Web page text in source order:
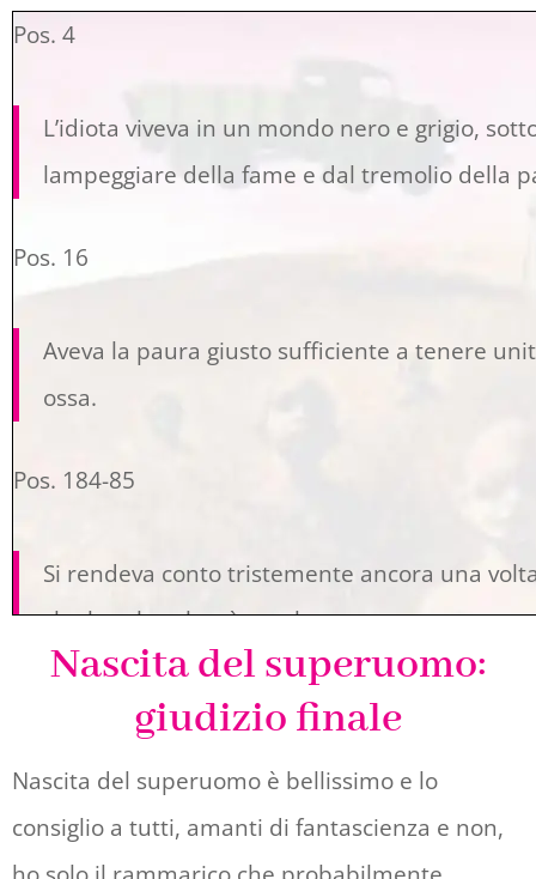
Pos. 4
L’idiota viveva in un mondo nero e grigio,
lampeggiare della fame e dal tremolio della
Pos. 16
Aveva la paura giusto sufficiente a tenere
ossa.
Pos. 184-85
Si rendeva conto tristemente ancora una
che la sola volontà non bastava
scappò dall’orfanotrofio di Stato per vivere
prendere il colore della strada e dei rifiuti
Nascita del superuomo:
giudizio finale
Nascita del superuomo è bellissimo e lo
consiglio a tutti, amanti di fantascienza e non,